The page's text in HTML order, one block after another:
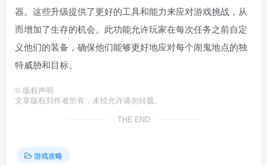
器。这些升级提供了更好的工具和能力来应对游戏挑战，从
而增加了生存的机会。此功能允许玩家在每次任务之前自定
义他们的装备，确保他们能够更好地应对每个闹鬼地点的独
特威胁和目标。
© 版权声明
文章版权归作者所有，未经允许请勿转载。
THE END
游戏攻略